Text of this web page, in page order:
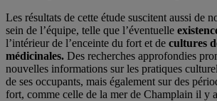
Les résultats de cette étude suscitent aussi de
sein de l’équipe, telle que l’éventuelle
l’intérieur de l’enceinte du fort et de cultures
médicinales. Des recherches approfondies
nouvelles informations sur les pratiques
de ses occupants, mais également sur des
fort, comme celle de la mer de Champlain il y